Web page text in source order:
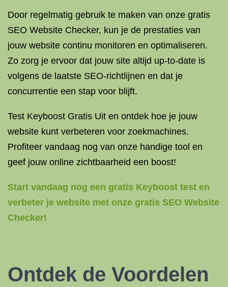
Door regelmatig gebruik te maken van onze gratis
SEO Website Checker, kun je de prestaties van
jouw website continu monitoren en optimaliseren.
Zo zorg je ervoor dat jouw site altijd up-to-date is
volgens de laatste SEO-richtlijnen en dat je
concurrentie een stap voor blijft.
Test Keyboost Gratis Uit en ontdek hoe je jouw
website kunt verbeteren voor zoekmachines.
Profiteer vandaag nog van onze handige tool en
geef jouw online zichtbaarheid een boost!
Start vandaag nog een gratis Keyboost test en
verbeter je website met onze gratis SEO Website
Checker!
Ontdek de Voordelen